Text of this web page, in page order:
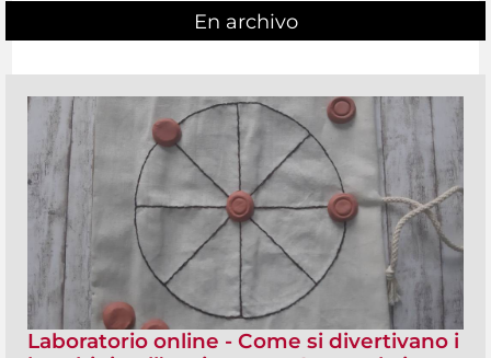
En archivo
Laboratorio online - Come si divertivano i